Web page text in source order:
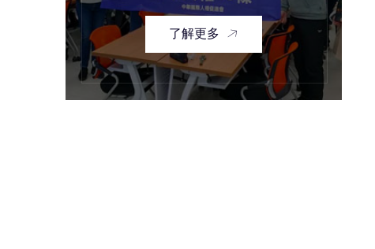
了解更多